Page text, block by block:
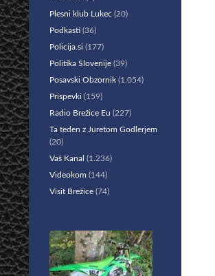
Plesni klub Lukec (20)
Podkasti (36)
Policija.si (177)
Politika Slovenije (39)
Posavski Obzornik (1.054)
Prispevki (159)
Radio Brežice Eu (227)
Ta teden z Juretom Godlerjem
(20)
Vaš Kanal (1.236)
Videokom (144)
Visit Brežice (74)